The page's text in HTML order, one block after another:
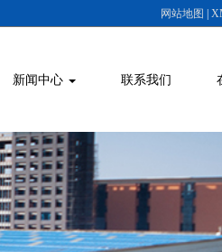
网站地图
新闻中心 联系我们